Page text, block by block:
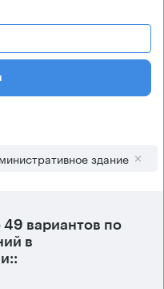
здание
49 вариантов по
в